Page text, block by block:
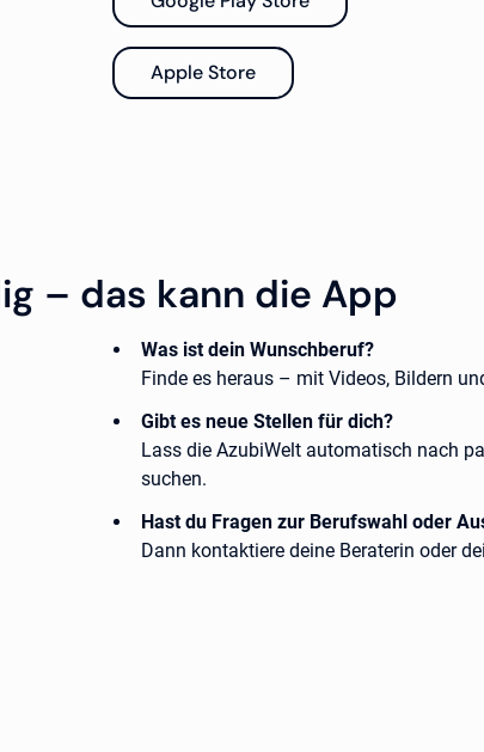
Apple Store
– das kann die App
Was ist dein Wunschberuf?
Finde es heraus – mit Videos, Bildern
Gibt es neue Stellen für dich?
Lass die AzubiWelt automatisch nach
suchen.
Hast du Fragen zur Berufswahl oder
Dann kontaktiere deine Beraterin oder